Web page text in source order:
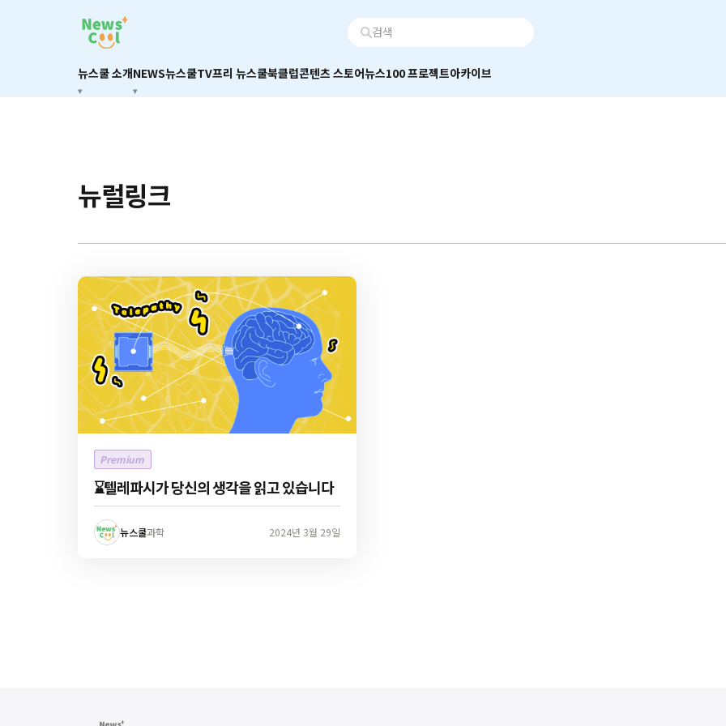
뉴스쿨 소개NEWS뉴스쿨TV프리 뉴스쿨북클럽콘텐츠 스토어뉴스100 프로젝트아카이브
뉴럴링크
Premium
⌛텔레파시가 당신의 생각을 읽고 있습니다
뉴스쿨과학 2024년 3월 29일